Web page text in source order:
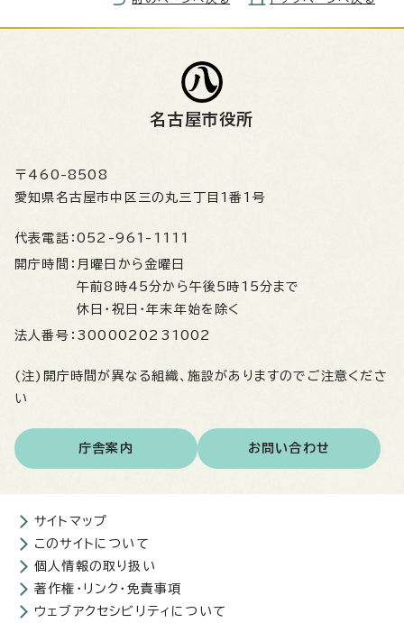
名古屋市役所
〒460-8508
愛知県名古屋市中区三の丸三丁目1番1号
代表電話： 052-961-1111
開庁時間： 月曜日から金曜日
午前8時45分から午後5時15分まで
休日・祝日・年末年始を除く
法人番号： 3000020231002
(注)開庁時間が異なる組織、施設がありますのでご注意くださ
い
庁舎案内 お問い合わせ
サイトマップ
このサイトについて
個人情報の取り扱い
著作権・リンク・免責事項
ウェブアクセシビリティについて